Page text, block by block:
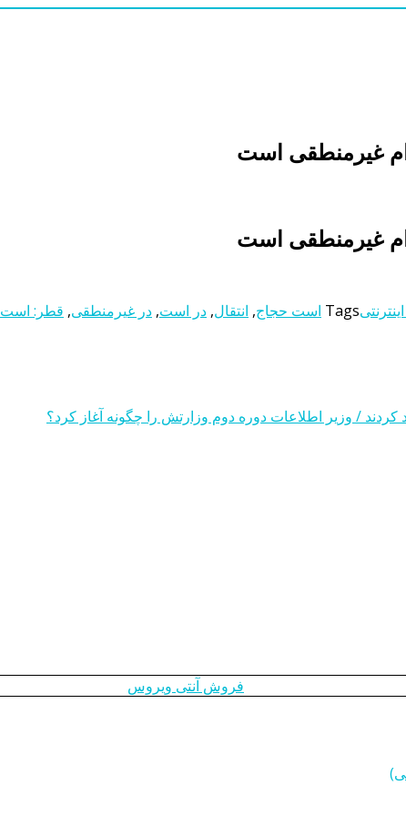
غیرمنطقی است
غیرمنطقی است
Tags است حجاج, انتقال, در است, در غیرمنطقی, قطر: است
/ وزیر اطلاعات دوره دوم وزارتش را چگونه آغاز کرد؟
فروش آنتی ویروس